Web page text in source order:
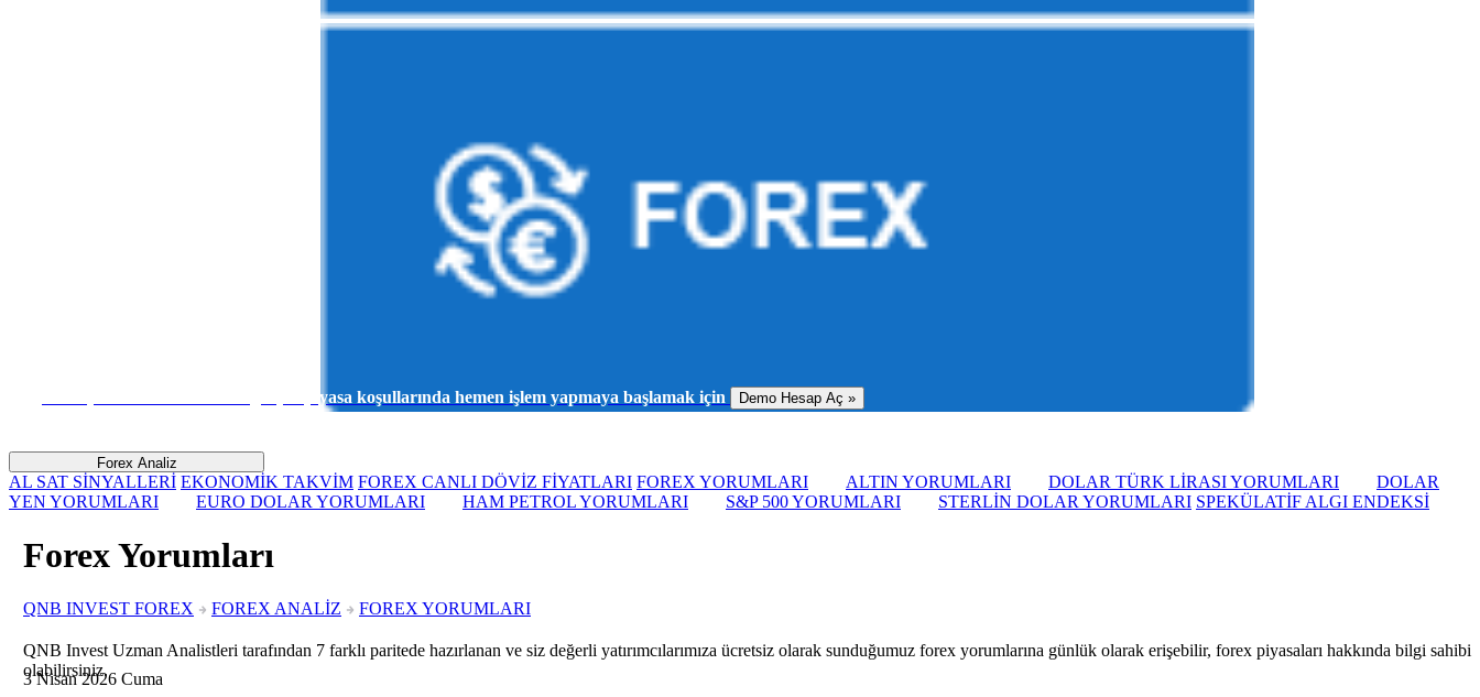
Sanal para ile risk almadan gerçek piyasa koşullarında hemen işlem yapmaya başlamak için Demo Hesap Aç »
Forex Analiz
AL SAT SİNYALLERİ EKONOMİK TAKVİM FOREX CANLI DÖVİZ FİYATLARI FOREX YORUMLARI ALTIN YORUMLARI DOLAR TÜRK LİRASI YORUMLARI
DOLAR
YEN YORUMLARI
EURO DOLAR YORUMLARI HAM PETROL YORUMLARI S&P 500 YORUMLARI STERLİN DOLAR YORUMLARI SPEKÜLATİF ALGI ENDEKSİ
Forex Yorumları
QNB INVEST FOREX FOREX ANALİZ FOREX YORUMLARI
QNB Invest Uzman Analistleri tarafından 7 farklı paritede hazırlanan ve siz değerli yatırımcılarımıza ücretsiz olarak sunduğumuz forex yorumlarına günlük olarak erişebilir, forex piyasaları hakkında bilgi sahibi
olabilirsiniz.
3Nisan2026 Cuma